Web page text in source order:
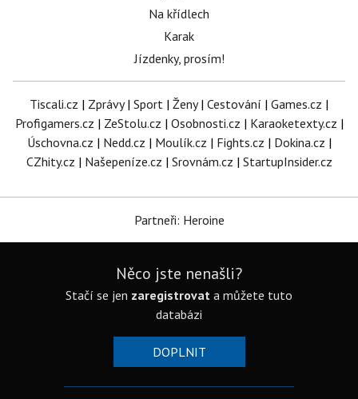
Na křídlech
Karak
Jízdenky, prosím!
Tiscali.cz | Zprávy| Sport | Ženy| Cestování | Games.cz |
Profigamers.cz | ZeStolu.cz | Osobnosti.cz | Karaoketexty.cz |
Úschovna.cz | Nedd.cz | Moulík.cz | Fights.cz | Dokina.cz |
CZhity.cz | Našepeníze.cz | Srovnám.cz | StartupInsider.cz
Partneři: Heroine
Něco jste nenašli?
Stačí se jen zaregistrovat a můžete tuto
databázi
DOPLNIT